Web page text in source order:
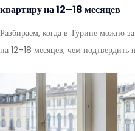
квартиру на 12–18 месяцев
Разбираем, когда в Турине можно
на 12–18 месяцев, чем подтвердить